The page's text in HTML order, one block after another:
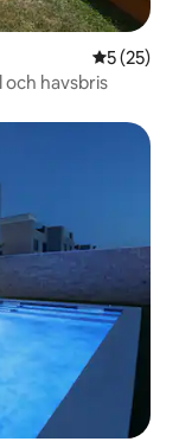
5 av 5 i
5 (25)
havsbris